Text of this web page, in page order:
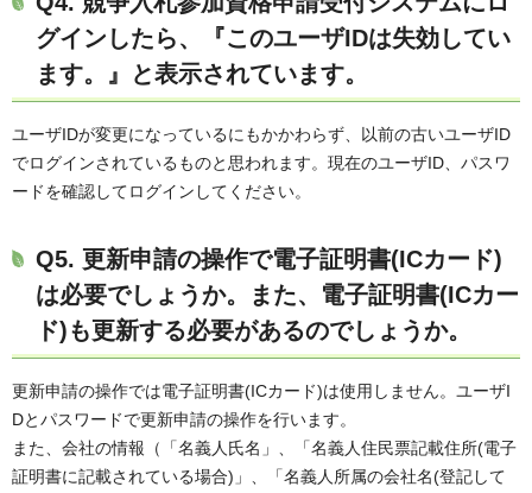
グインしたら、『このユーザIDは失効してい
ます。』と表示されています。
ユーザIDが変更になっているにもかかわらず、以前の古いユーザID
でログインされているものと思われます。現在のユーザID、パスワ
ードを確認してログインしてください。
Q5. 更新申請の操作で電子証明書(ICカード)
は必要でしょうか。また、電子証明書(ICカー
ド)も更新する必要があるのでしょうか。
更新申請の操作では電子証明書(ICカード)は使用しません。ユーザI
Dとパスワードで更新申請の操作を行います。
また、会社の情報（「名義人氏名」、「名義人住民票記載住所(電子
証明書に記載されている場合)」、「名義人所属の会社名(登記して